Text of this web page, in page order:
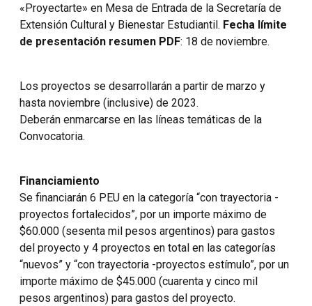
«Proyectarte» en Mesa de Entrada de la Secretaría de
Extensión Cultural y Bienestar Estudiantil. Fecha límite
de presentación resumen PDF: 18 de noviembre.
Los proyectos se desarrollarán a partir de marzo y
hasta noviembre (inclusive) de 2023.
Deberán enmarcarse en las líneas temáticas de la
Convocatoria.
Financiamiento
Se financiarán 6 PEU en la categoría “con trayectoria -
proyectos fortalecidos”, por un importe máximo de
$60.000 (sesenta mil pesos argentinos) para gastos
del proyecto y 4 proyectos en total en las categorías
“nuevos” y “con trayectoria -proyectos estímulo”, por un
importe máximo de $45.000 (cuarenta y cinco mil
pesos argentinos) para gastos del proyecto.